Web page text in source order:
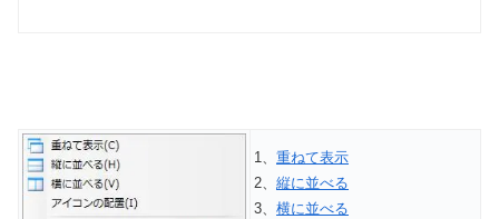
1、 重ねて表示
2、 縦に並べる
3、 横に並べる